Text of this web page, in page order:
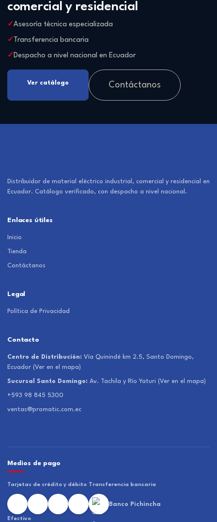
comercial y residencial
Asesoría técnica especializada
Transferencia bancaria
Despacho a nivel nacional en Ecuador
Ver catálogo Contáctanos
Distribuidor de material eléctrico industrial, comercial y residencial en
Ecuador. Catálogo verificado, con despacho a nivel nacional.
Enlaces útiles
Inicio
Tienda
Contáctanos
Legal
Política de Privacidad
Contacto
Centro de Distribución: Vía Quinindé km 2.5, Santo Domingo,
Ecuador (Ver en el mapa)
Sucursal Santo Domingo: Av. Tachila y Río Yaturi (Ver en el mapa)
+593 98 845 5300
ventas@promatic.com.ec
Medios de pago
Tarjetas de crédito y débito Transferencia bancaria
Banco Pichincha
Efectivo